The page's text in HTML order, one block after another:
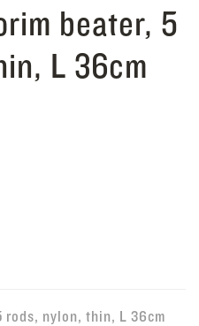
beater, 5
L 36cm
rods, nylon, thin, L 36cm